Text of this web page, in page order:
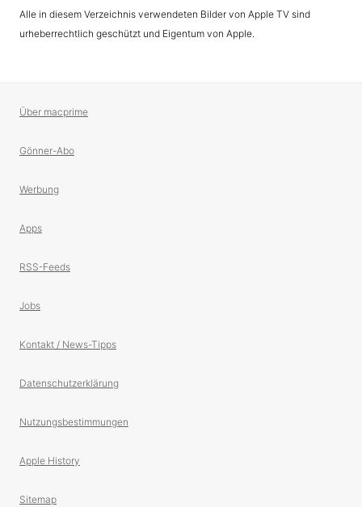
Alle in diesem Verzeichnis verwendeten Bilder von Apple TV sind
urheberrechtlich geschützt und Eigentum von Apple.
Über macprime
Gönner-Abo
Werbung
Apps
RSS-Feeds
Jobs
Kontakt / News-Tipps
Datenschutzerklärung
Nutzungsbestimmungen
Apple History
Sitemap